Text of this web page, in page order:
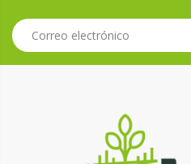
Correo electrónico